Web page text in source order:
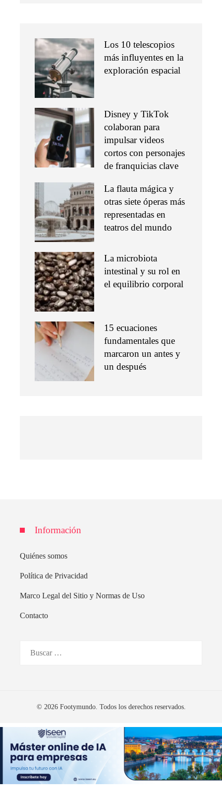
Los 10 telescopios
más influyentes en la
exploración espacial
Disney y TikTok
colaboran para
impulsar videos
cortos con personajes
de franquicias clave
La flauta mágica y
otras siete óperas más
representadas en
teatros del mundo
La microbiota
intestinal y su rol en
el equilibrio corporal
15 ecuaciones
fundamentales que
marcaron un antes y
un después
Información
Quiénes somos
Política de Privacidad
Marco Legal del Sitio y Normas de Uso
Contacto
© 2026 Footymundo. Todos los derechos reservados.